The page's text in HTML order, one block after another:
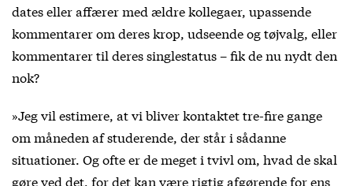
dates eller affærer med ældre kollegaer, upassende
kommentarer om deres krop, udseende og tøjvalg, eller
kommentarer til deres singlestatus – fik de nu nydt den
nok?
»Jeg vil estimere, at vi bliver kontaktet tre-fire gange
om måneden af studerende, der står i sådanne
situationer. Og ofte er de meget i tvivl om, hvad de skal
gøre ved det, for det kan være rigtig afgørende for ens